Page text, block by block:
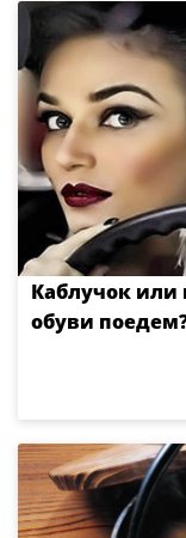
Каблучок или
обуви